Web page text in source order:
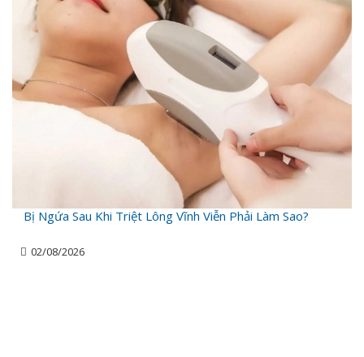
Bị Ngứa Sau Khi Triệt Lông Vĩnh Viễn Phải Làm Sao?
02/08/2026